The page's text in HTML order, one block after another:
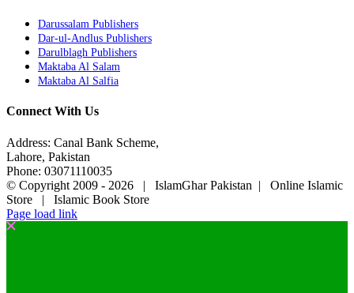
Darussalam Publishers
Dar-ul-Andlus Publishers
Darulblagh Publishers
Maktaba Al Salam
Maktaba Al Salfia
Connect With Us
Address: Canal Bank Scheme,
Lahore, Pakistan
Phone: 03071110035
© Copyright 2009 - 2026 | IslamGhar Pakistan | Online Islamic
Store | Islamic Book Store
Page load link